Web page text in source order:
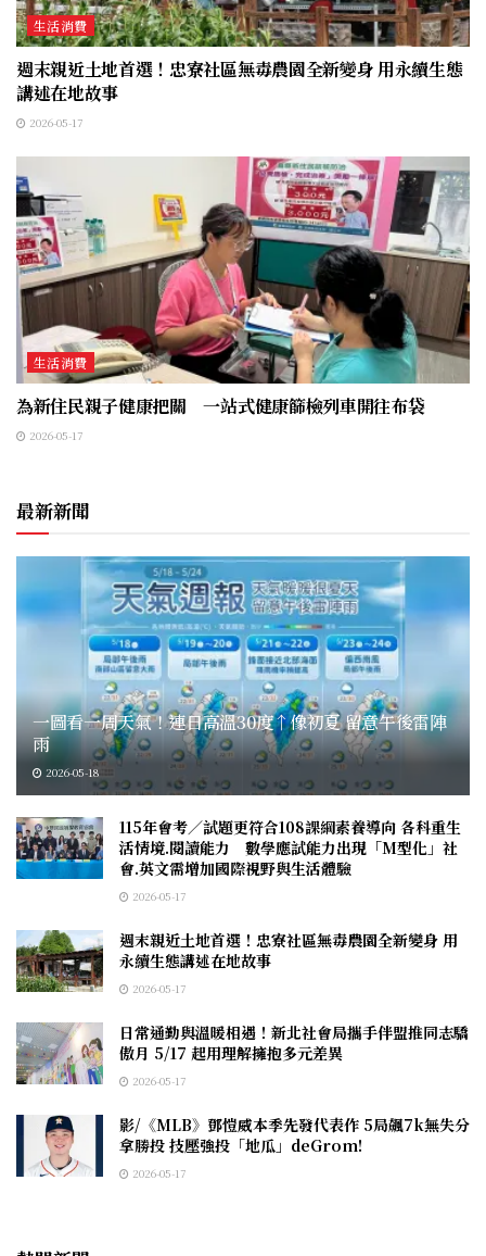
生活消費
週末親近土地首選！忠寮社區無毒農園全新變身 用永續生態
講述在地故事
2026-05-17
生活消費
為新住民親子健康把關 一站式健康篩檢列車開往布袋
2026-05-17
最新新聞
一圖看一周天氣！連日高溫30度↑像初夏 留意午後雷陣
雨
2026-05-18
115年會考／試題更符合108課綱素養導向 各科重生
活情境.閱讀能力 數學應試能力出現「M型化」社
會.英文需增加國際視野與生活體驗
2026-05-17
週末親近土地首選！忠寮社區無毒農園全新變身 用
永續生態講述在地故事
2026-05-17
日常通勤與溫暖相遇！新北社會局攜手伴盟推同志驕
傲月 5/17 起用理解擁抱多元差異
2026-05-17
影/《MLB》鄧愷威本季先發代表作 5局飆7k無失分
拿勝投 技壓強投「地瓜」deGrom!
2026-05-17